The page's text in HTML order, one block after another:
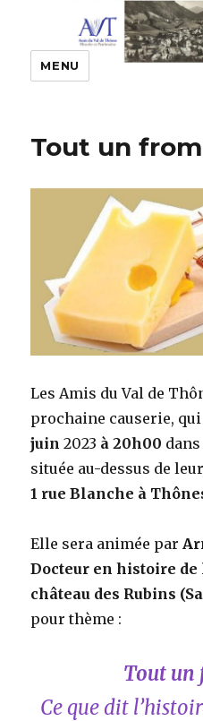
MENU
Tout un
Les Amis du Val de
prochaine causerie,
juin2023 à 20h00
située au-dessus de
1 rue Blanche à
Elle sera animée par
Docteur en histoire de
château des Rubins
pour thème :
Tout un
Ce que dit